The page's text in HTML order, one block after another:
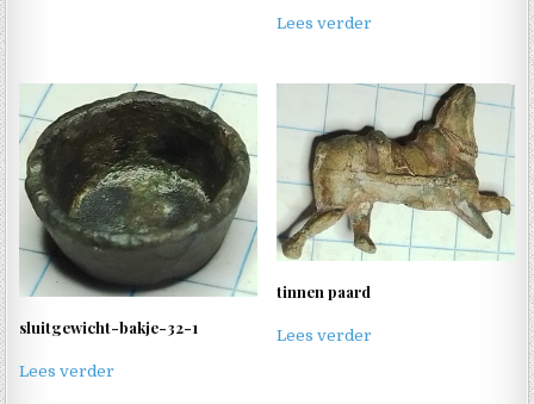
Lees verder
sluitgewicht-bakje-32-1
Lees verder
tinnen paard
Lees verder